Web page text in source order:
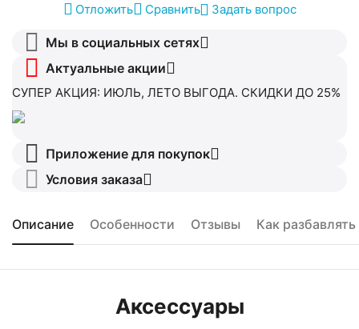
Отложить Сравнить Задать вопрос
Мы в социальных сетях
Актуальные акции
СУПЕР АКЦИЯ: ИЮЛЬ, ЛЕТО ВЫГОДА. СКИДКИ ДО 25%
Приложение для покупок
Условия заказа
Описание Особенности Отзывы Как
Аксессуары